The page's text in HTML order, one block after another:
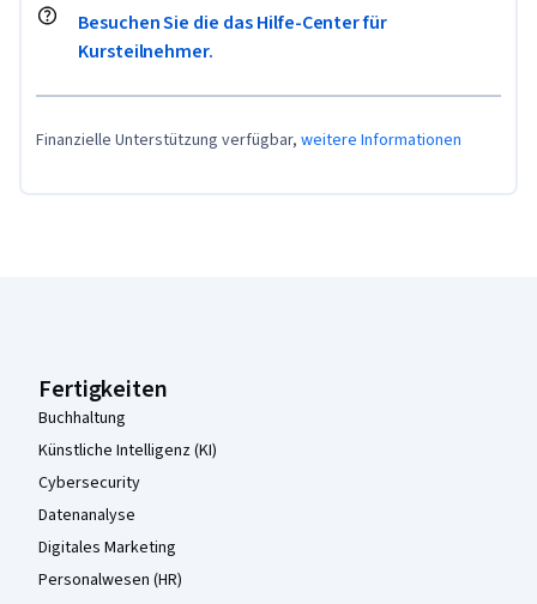
Besuchen Sie die das Hilfe-Center für
Kursteilnehmer.
Finanzielle Unterstützung verfügbar, weitere Informationen
Fertigkeiten
Buchhaltung
Künstliche Intelligenz (KI)
Cybersecurity
Datenanalyse
Digitales Marketing
Personalwesen (HR)